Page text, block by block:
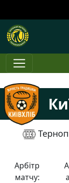
Арбітр
матчу: